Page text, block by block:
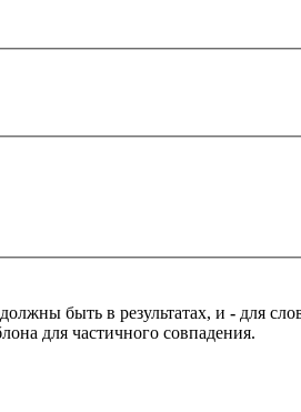
быть в результатах, и - для
для частичного совпадения.